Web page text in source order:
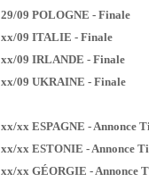
29/09 POLOGNE - Finale
xx/09 ITALIE - Finale
xx/09 IRLANDE - Finale
xx/09 UKRAINE - Finale
xx/xx ESPAGNE - Annonce
xx/xx ESTONIE - Annonce
xx/xx GÉORGIE - Annonce